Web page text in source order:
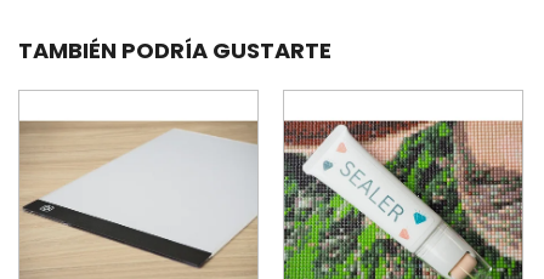
TAMBIÉN PODRÍA GUSTARTE